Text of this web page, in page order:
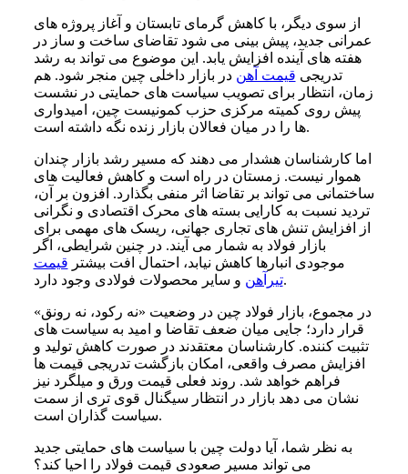
از سوی دیگر، با کاهش گرمای تابستان و آغاز پروژه های
عمرانی جدید، پیش بینی می شود تقاضای ساخت و ساز در
هفته های آینده افزایش یابد. این موضوع می تواند به رشد
تدریجی قیمت آهن در بازار داخلی چین منجر شود. هم
زمان، انتظار برای تصویب سیاست های حمایتی در نشست
پیش روی کمیته مرکزی حزب کمونیست چین، امیدواری
ها را در میان فعالان بازار زنده نگه داشته است.
اما کارشناسان هشدار می دهند که مسیر رشد بازار چندان
هموار نیست. زمستان در راه است و کاهش فعالیت های
ساختمانی می تواند بر تقاضا اثر منفی بگذارد. افزون بر آن،
تردید نسبت به کارایی بسته های محرک اقتصادی و نگرانی
از افزایش تنش های تجاری جهانی، ریسک های مهمی برای
بازار فولاد به شمار می آیند. در چنین شرایطی، اگر
موجودی انبارها کاهش نیابد، احتمال افت بیشتر قیمت
تیرآهنو سایر محصولات فولادی وجود دارد.
در مجموع، بازار فولاد چین در وضعیت «نه رکود، نه رونق»
قرار دارد؛ جایی میان ضعف تقاضا و امید به سیاست های
تثبیت کننده. کارشناسان معتقدند در صورت کاهش تولید و
افزایش مصرف واقعی، امکان بازگشت تدریجی قیمت ها
فراهم خواهد شد. روند فعلی قیمت ورق و میلگرد نیز
نشان می دهد بازار در انتظار سیگنال قوی تری از سمت
سیاست گذاران است.
به نظر شما، آیا دولت چین با سیاست های حمایتی جدید
می تواند مسیر صعودی قیمت فولاد را احیا کند؟